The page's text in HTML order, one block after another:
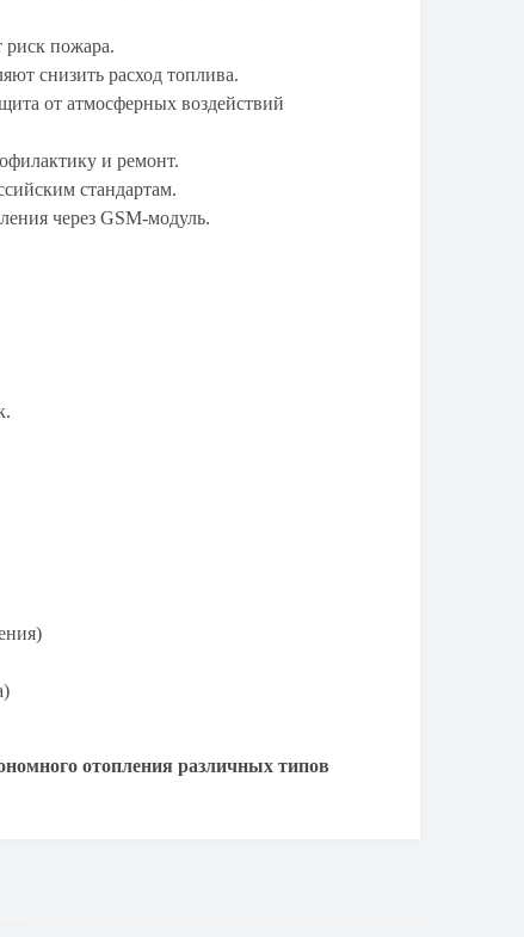
риск пожара.
снизить расход топлива.
от атмосферных воздействий
и ремонт.
стандартам.
через GSM-модуль.
отопления различных типов